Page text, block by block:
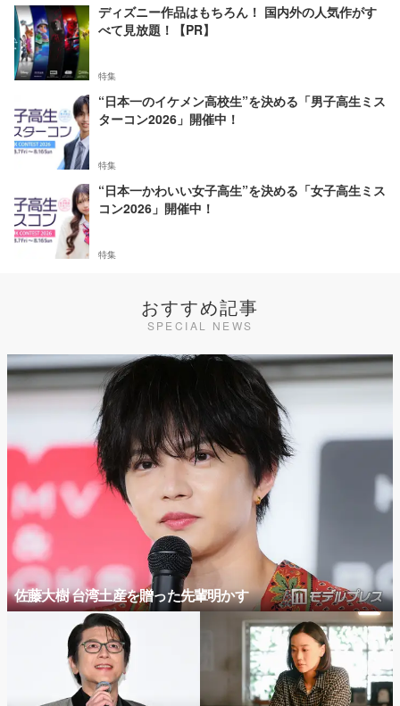
ディズニー作品はもちろん！ 国内外の人気作がす
べて見放題！【PR】
特集
“日本一のイケメン高校生”を決める「男子高生ミス
ターコン2026」開催中！
特集
“日本一かわいい女子高生”を決める「女子高生ミス
コン2026」開催中！
特集
おすすめ記事
SPECIAL NEWS
佐藤大樹 台湾土産を贈った先輩明かす